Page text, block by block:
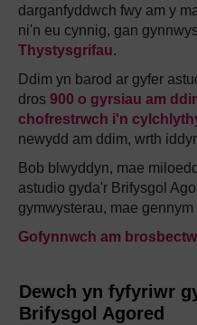
Dewch yn fyfyriwr
Brifysgol Agored
darganfyddwch fwy am y
ni'n eu cynnig, gan
Thystysgrifau.
Ddim yn barod ar gyfer
dros 900 o gyrsiau am
chofrestrwch i'n
newydd am ddim, wrth
Bob blwyddyn, mae
astudio gyda'r Brifysgol
gymwysterau, mae
Gofynnwch am